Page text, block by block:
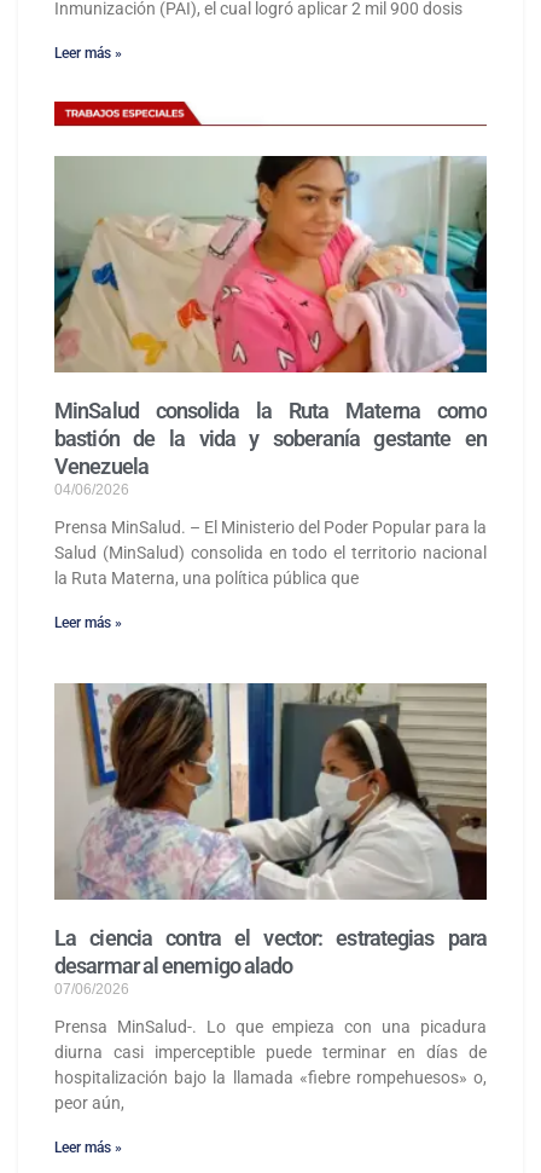
Inmunización (PAI), el cual logró aplicar 2 mil 900 dosis
Leer más »
MinSalud consolida la Ruta Materna como
bastión de la vida y soberanía gestante en
Venezuela
04/06/2026
Prensa MinSalud. – El Ministerio del Poder Popular para la
Salud (MinSalud) consolida en todo el territorio nacional
la Ruta Materna, una política pública que
Leer más »
La ciencia contra el vector: estrategias para
desarmar al enemigo alado
07/06/2026
Prensa MinSalud-. Lo que empieza con una picadura
diurna casi imperceptible puede terminar en días de
hospitalización bajo la llamada «fiebre rompehuesos» o,
peor aún,
Leer más »